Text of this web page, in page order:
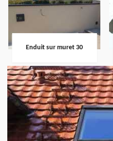
Enduit sur muret 30